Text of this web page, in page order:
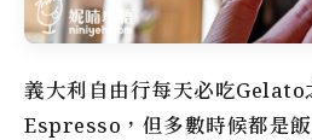
義大利自由行每天必吃Gelato
Espresso，但多數時候都是